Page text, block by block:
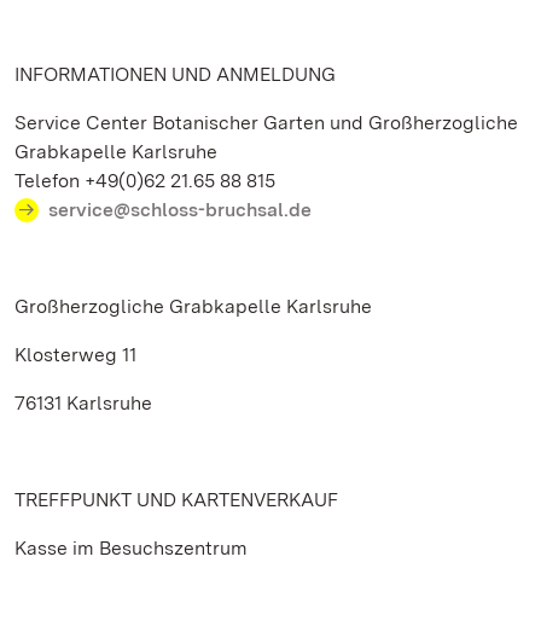
INFORMATIONEN UND ANMELDUNG
Service Center Botanischer Garten und Großherzogliche
Grabkapelle Karlsruhe
Telefon +49(0)62 21.65 88 815
service@schloss-bruchsal.de
Großherzogliche Grabkapelle Karlsruhe
Klosterweg 11
76131 Karlsruhe
TREFFPUNKT UND KARTENVERKAUF
Kasse im Besuchszentrum